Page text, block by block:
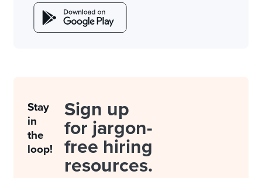
Stay
in
the
loop!
Sign up
for jargon-
free hiring
resources.